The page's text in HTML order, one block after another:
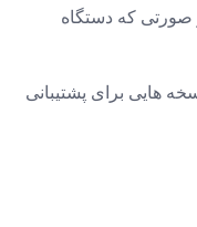
صورتی که دستگاه
هایی برای پشتیبانی